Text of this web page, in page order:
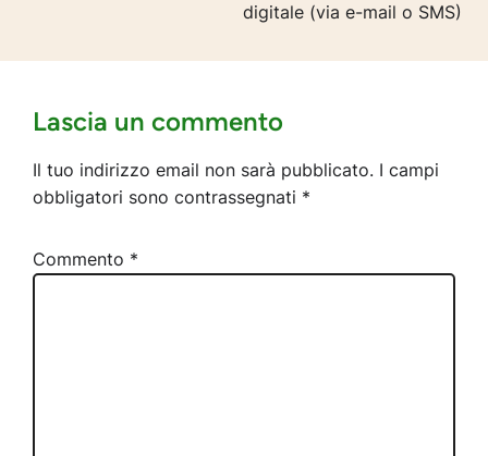
digitale (via e-mail o SMS)
Lascia un commento
Il tuo indirizzo email non sarà pubblicato. I campi
obbligatori sono contrassegnati *
Commento *